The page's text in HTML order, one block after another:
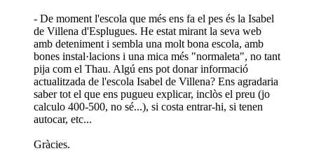
- De moment l'escola que més ens fa el pes és la Isabel
de Villena d'Esplugues. He estat mirant la seva web
amb deteniment i sembla una molt bona escola, amb
bones instal·lacions i una mica més "normaleta", no tant
pija com el Thau. Algú ens pot donar informació
actualitzada de l'escola Isabel de Villena? Ens agradaria
saber tot el que ens pugueu explicar, inclòs el preu (jo
calculo 400-500, no sé...), si costa entrar-hi, si tenen
autocar, etc...
Gràcies.